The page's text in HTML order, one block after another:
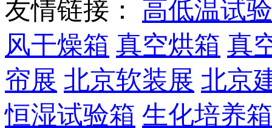
友情链接： 高低温试
风干燥箱 真空烘箱 真
帘展 北京软装展 北京
恒湿试验箱 生化培养箱